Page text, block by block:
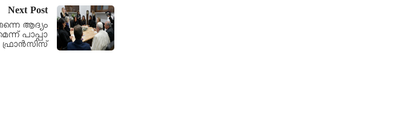
Next Post
ആദ്യം
പാപ്പാ
ഫ്രാൻസിസ്